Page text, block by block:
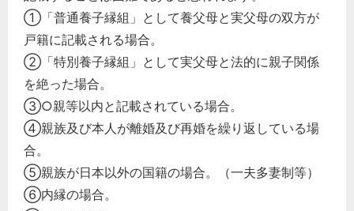
①「普通養子縁組」として養父母と実父母の双方が
戸籍に記載される場合。
②「特別養子縁組」として実父母と法的に親子関係
を絶った場合。
③○親等以内と記載されている場合。
④親族及び本人が離婚及び再婚を繰り返している場
合。
⑤親族が日本以外の国籍の場合。（一夫多妻制等）
⑥内縁の場合。